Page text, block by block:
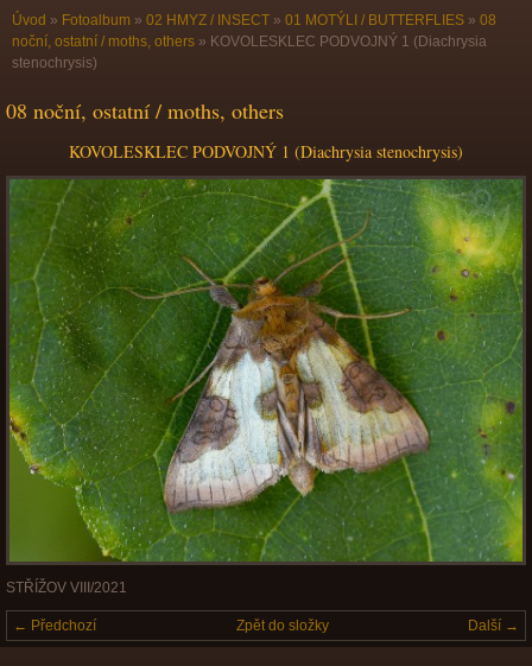
Úvod » Fotoalbum » 02 HMYZ / INSECT » 01 MOTÝLI / BUTTERFLIES » 08
noční, ostatní / moths, others » KOVOLESKLEC PODVOJNÝ 1 (Diachrysia
stenochrysis)
08 noční, ostatní / moths, others
KOVOLESKLEC PODVOJNÝ 1 (Diachrysia stenochrysis)
STŘÍŽOV VIII/2021
← Předchozí Další →
Zpět do složky